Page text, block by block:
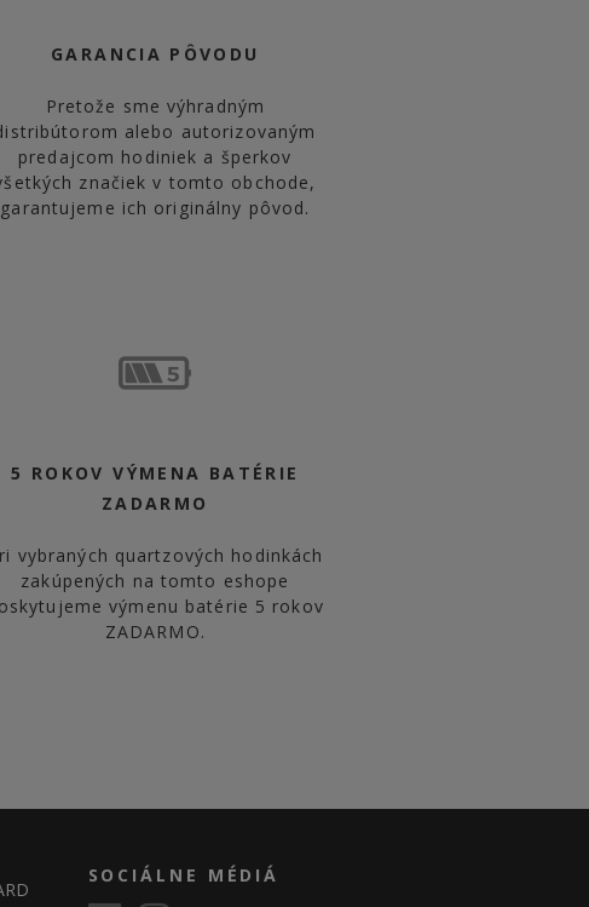
GARANCIA PÔVODU
Pretože sme výhradným
alebo autorizovaným
predajcom hodiniek a šperkov
značiek v tomto obchode,
garantujeme ich originálny pôvod.
5 ROKOV VÝMENA BATÉRIE
ZADARMO
vybraných quartzových hodinkách
zakúpených na tomto eshope
výmenu batérie 5 rokov
ZADARMO.
SOCIÁLNE MÉDIÁ